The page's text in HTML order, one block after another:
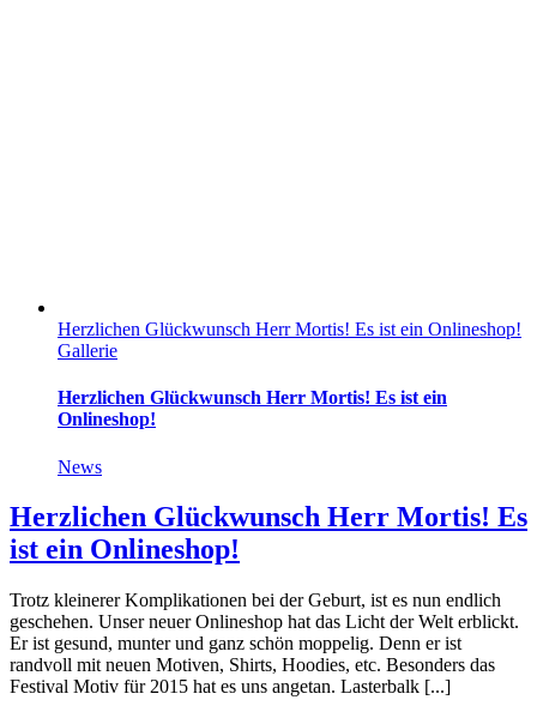
Herzlichen Glückwunsch Herr Mortis! Es ist ein Onlineshop!
Gallerie
Herzlichen Glückwunsch Herr Mortis! Es ist ein
Onlineshop!
News
Herzlichen Glückwunsch Herr Mortis! Es
ist ein Onlineshop!
Trotz kleinerer Komplikationen bei der Geburt, ist es nun endlich
geschehen. Unser neuer Onlineshop hat das Licht der Welt erblickt.
Er ist gesund, munter und ganz schön moppelig. Denn er ist
randvoll mit neuen Motiven, Shirts, Hoodies, etc. Besonders das
Festival Motiv für 2015 hat es uns angetan. Lasterbalk [...]